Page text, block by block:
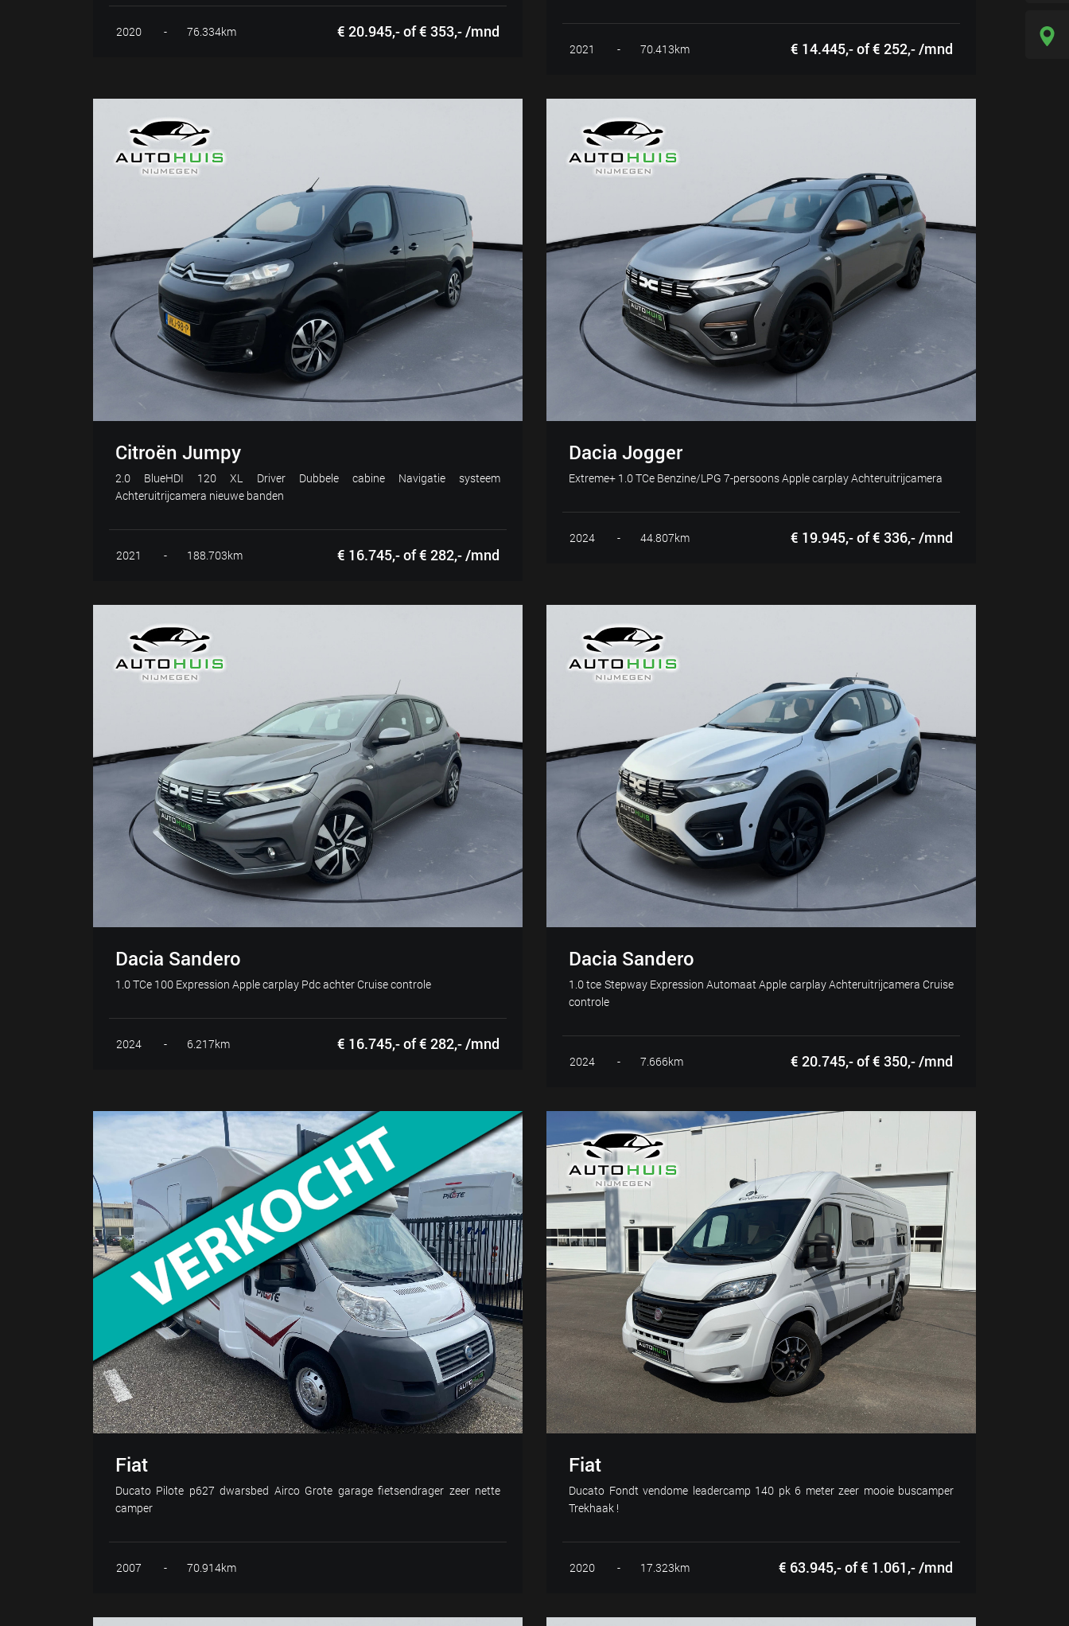
2020 - 76.334km € 20.945,- of € 353,- /mnd
2021 - 70.413km € 14.445,- of € 252,- /mnd
Citroën Jumpy
2.0 BlueHDI 120 XL Driver Dubbele cabine Navigatie systeem
Achteruitrijcamera nieuwe banden
2021 - 188.703km € 16.745,- of € 282,- /mnd
Dacia Jogger
Extreme+ 1.0 TCe Benzine/LPG 7-persoons Apple carplay Achteruitrijcamera
2024 - 44.807km € 19.945,- of € 336,- /mnd
Dacia Sandero
1.0 TCe 100 Expression Apple carplay Pdc achter Cruise controle
2024 - 6.217km € 16.745,- of € 282,- /mnd
Dacia Sandero
1.0 tce Stepway Expression Automaat Apple carplay Achteruitrijcamera Cruise
controle
2024 - 7.666km € 20.745,- of € 350,- /mnd
Fiat
Ducato Pilote p627 dwarsbed Airco Grote garage fietsendrager zeer nette
camper
2007 - 70.914km
Fiat
Ducato Fondt vendome leadercamp 140 pk 6 meter zeer mooie buscamper
Trekhaak !
2020 - 17.323km € 63.945,- of € 1.061,- /mnd